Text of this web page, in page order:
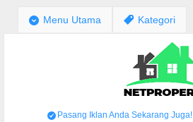
; Menu Utama , Kategori
/ Pasang Iklan Anda Sekarang Juga!